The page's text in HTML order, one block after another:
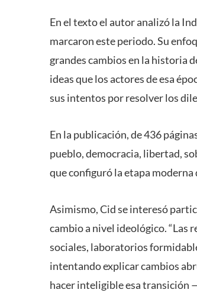
En el texto el autor analizó la
marcaron este periodo. Su
grandes cambios en la historia
ideas que los actores de esa
sus intentos por resolver los
En la publicación, de 436
pueblo, democracia, libertad,
que configuró la etapa
Asimismo, Cid se interesó
cambio a nivel ideológico. “Las
sociales, laboratorios
intentando explicar cambios
hacer inteligible esa transición